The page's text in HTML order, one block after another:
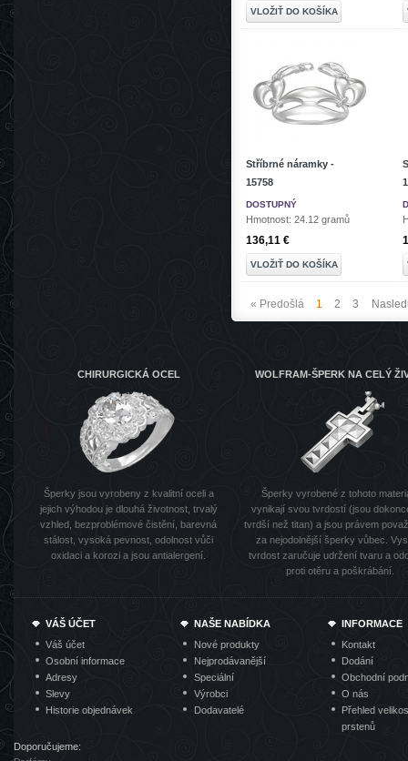
VLOŽIŤ DO KOŠÍKA
Stříbrné náramky -
15758
DOSTUPNÝ
Hmotnost: 24.12 gramů
136,11 €
VLOŽIŤ DO KOŠÍKA
« Predošlá 1 2 3
CHIRURGICKÁ OCEL
Šperky jsou vyrobeny z kvalitní oceli a
jejich výhodou je dlouhá životnost, trvalý
vzhled, bezproblémové čistění, barevná
stálost, vysoká pevnost, odolnost vůči
oxidaci a korozi a jsou antialergení.
WOLFRAM-ŠPERK NA CELÝ
Šperky vyrobené z tohoto
vynikají svou tvrdostí (jsou
tvrdší než titan) a jsou právem
za nejodolnější šperky vůbec.
tvrdost zaručuje udržení tvaru a
proti otěru a poškrábání.
VÁŠ ÚČET
Váš účet
Osobní informace
Adresy
Slevy
Historie objednávek
NAŠE NABÍDKA
Nové produkty
Nejprodávanější
Speciální
Výrobci
Dodavatelé
INFORMACE
Kontakt
Dodání
Obchodní
O nás
Přehled
prstenů
Doporučujeme: